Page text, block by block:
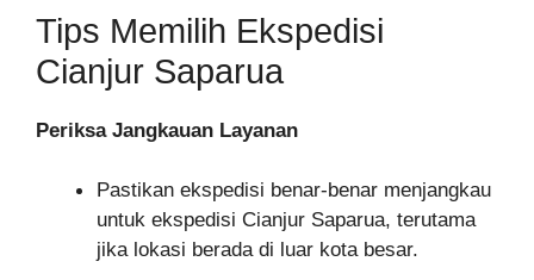
Tips Memilih Ekspedisi
Cianjur Saparua
Periksa Jangkauan Layanan
Pastikan ekspedisi benar-benar menjangkau
untuk ekspedisi Cianjur Saparua, terutama
jika lokasi berada di luar kota besar.